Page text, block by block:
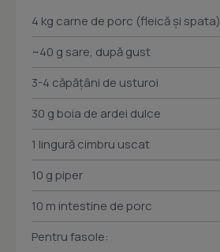
4 kg carne de porc (fleică și spata)
~40 g sare, după gust
3-4 căpățâni de usturoi
30 g boia de ardei dulce
1 lingură cimbru uscat
10 g piper
10 m intestine de porc
Pentru fasole: